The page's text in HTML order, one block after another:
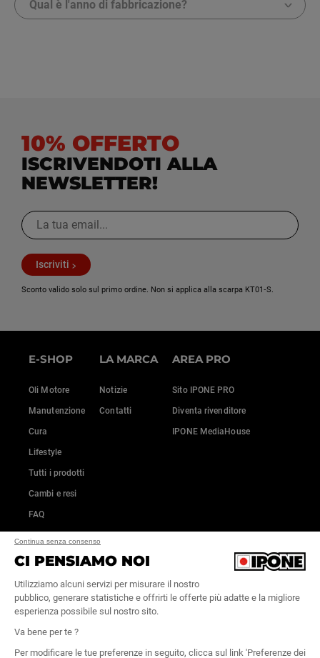
Continua senza consenso
CI PENSIAMO NOI
Utilizziamo alcuni servizi per misurare il nostro
pubblico, generare statistiche e offrirti le offerte più adatte e la migliore
esperienza possibile sul nostro sito.
Va bene per te ?
Per modificare le tue preferenze in seguito, clicca sul link 'Preferenze dei
Qual è l'anno di fabbricazione?
10% OFFERTO
ISCRIVENDOTI ALLA
NEWSLETTER!
Iscriviti
Sconto valido solo sul primo ordine. Non si applica alla scarpa KT01‑S.
E-SHOP
Oli Motore
Manutenzione
Cura
Lifestyle
Tutti i prodotti
Cambi e resi
FAQ
LA MARCA
Notizie
Contatti
AREA PRO
Sito IPONE PRO
Diventa rivenditore
IPONE MediaHouse